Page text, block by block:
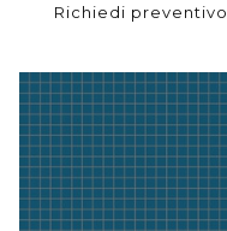
Richiedi preventivo